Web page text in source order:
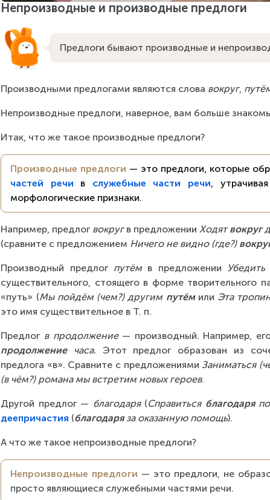
Непроизводные и производные предлоги
Предлоги бывают производные и
Производными предлогами являются слова вокруг,
Непроизводные предлоги, наверное, вам больше
Итак, что же такое производные предлоги?
Производные предлоги — это предлоги, которые
частей речи в служебные части речи,
морфологические признаки.
Например, предлог вокруг в предложении Ходят вокруг
(сравните с предложением Ничего не видно (где?)
Производный предлог путём в предложении Убедить
существительного, стоящего в форме творительного
«путь» (Мы пойдём (чем?) другим путём или Эта
это имя существительное в Т. п.
Предлог в продолжение — производный. Например,
продолжение часа. Этот предлог образован из
предлога «в». Сравните с предложениями Заниматься
(в чём?) романа мы встретим новых героев.
Другой предлог — благодаря (Справиться благодаря
деепричастия (благодаря за оказанную помощь).
А что же такое непроизводные предлоги?
Непроизводные предлоги — это предлоги, не
просто являющиеся служебными частями речи.